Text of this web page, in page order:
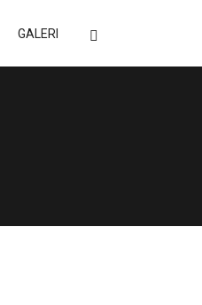
GALERI